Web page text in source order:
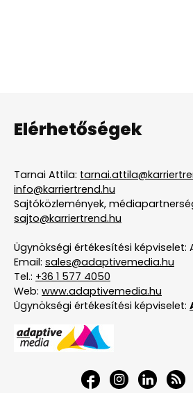
Elérhetőségek
Tarnai Attila:
info@karriertrend.hu
Sajtóközlemények,
sajto@karriertrend.hu
Ügynökségi értékesítési képviselet:
Email: sales@adaptivemedia.hu
Tel.: +36 1 577 4050
Web: www.adaptivemedia.hu
Ügynökségi értékesítési képviselet: